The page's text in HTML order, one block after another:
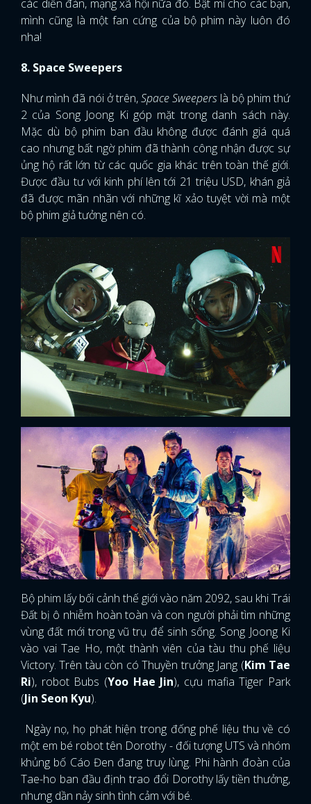
FACEBOOK GOOGLE
các diễn đàn, mạng xã hội nữa đó. Bật mí cho các bạn,
mình cũng là một fan cứng của bộ phim này luôn đó
nha!
8. Space Sweepers
Như mình đã nói ở trên,Space Sweepers là bộ phim thứ
2 của Song Joong Ki góp mặt trong danh sách này.
Mặc dù bộ phim ban đầu không được đánh giá quá
cao nhưng bất ngờ phim đã thành công nhận được sự
ủng hộ rất lớn từ các quốc gia khác trên toàn thế giới.
Được đầu tư với kinh phí lên tới 21 triệu USD, khán giả
đã được mãn nhãn với những kĩ xảo tuyệt vời mà một
bộ phim giả tưởng nên có.
Bộ phim lấy bối cảnh thế giới vào năm 2092, sau khi Trái
Đất bị ô nhiễm hoàn toàn và con người phải tìm những
vùng đất mới trong vũ trụ để sinh sống. Song Joong Ki
vào vai Tae Ho, một thành viên của tàu thu phế liệu
Victory. Trên tàu còn có Thuyền trưởng Jang (Kim Tae
Ri), robot Bubs (Yoo Hae Jin), cựu mafia Tiger Park
(Jin Seon Kyu).
Ngày nọ, họ phát hiện trong đống phế liệu thu về có
một em bé robot tên Dorothy - đối tượng UTS và nhóm
khủng bố Cáo Đen đang truy lùng. Phi hành đoàn của
Tae-ho ban đầu định trao đổi Dorothy lấy tiền thưởng,
nhưng dần nảy sinh tình cảm với bé.